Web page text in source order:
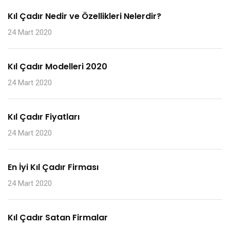
Kıl Çadır Nedir ve Özellikleri Nelerdir?
24 Mart 2020
Kıl Çadır Modelleri 2020
24 Mart 2020
Kıl Çadır Fiyatları
24 Mart 2020
En İyi Kıl Çadır Firması
24 Mart 2020
Kıl Çadır Satan Firmalar